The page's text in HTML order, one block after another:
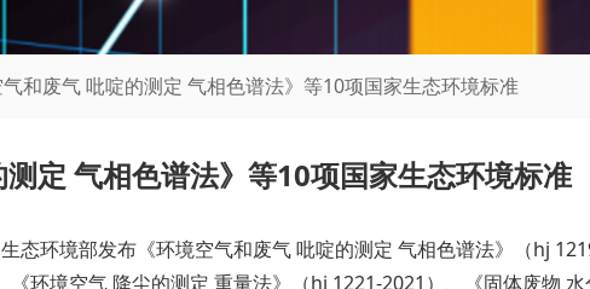
和废气 吡啶的测定 气相色谱法》等10项国家生态环境标准
定 气相色谱法》等10项国家生态环境标准
态环境部发布《环境空气和废气 吡啶的测定 气相色谱法》（hj
环境空气 降尘的测定 重量法》（hj 1221-2021）、《固体废物